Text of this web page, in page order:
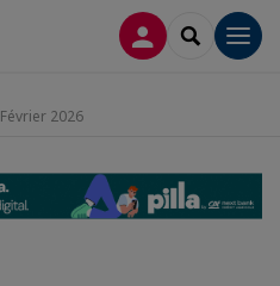
CONNEXION
2026